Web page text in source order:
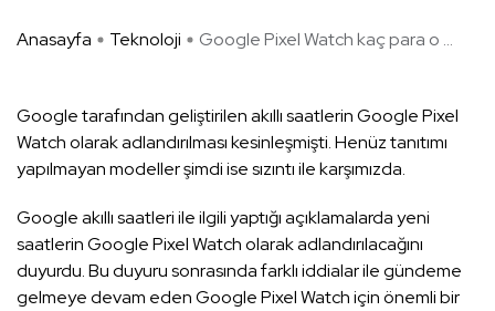
Anasayfa Teknoloji Google Pixel Watch kaç para o ...
Google tarafından geliştirilen akıllı saatlerin Google Pixel
Watch olarak adlandırılması kesinleşmişti. Henüz tanıtımı
yapılmayan modeller şimdi ise sızıntı ile karşımızda.
Google akıllı saatleri ile ilgili yaptığı açıklamalarda yeni
saatlerin Google Pixel Watch olarak adlandırılacağını
duyurdu. Bu duyuru sonrasında farklı iddialar ile gündeme
gelmeye devam eden Google Pixel Watch için önemli bir